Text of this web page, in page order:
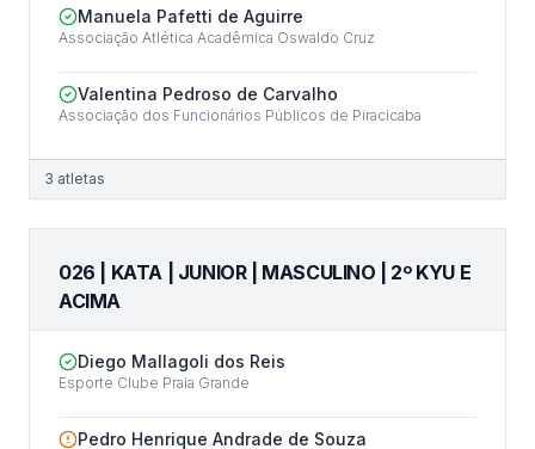
Manuela Pafetti de Aguirre
Associação Atlética Acadêmica Oswaldo Cruz
Valentina Pedroso de Carvalho
Associação dos Funcionários Públicos de Piracicaba
3 atletas
026 | KATA | JUNIOR | MASCULINO | 2º KYU E
ACIMA
Diego Mallagoli dos Reis
Esporte Clube Praia Grande
Pedro Henrique Andrade de Souza